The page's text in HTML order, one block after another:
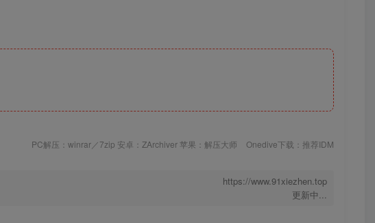
PC解压：winrar／7zip 安卓：ZArchiver 苹果：解压大师 Onedive下载：推荐IDM
https://www.91xiezhen.top
更新中...